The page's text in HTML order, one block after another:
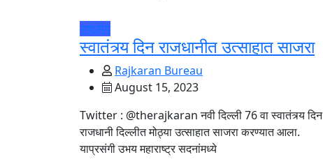
राष्ट्रीय
स्वातंत्र्य दिन राजधानीत उत्साहात साजरा
Rajkaran Bureau
August 15, 2023
Twitter : @therajkaran नवी दिल्ली 76 वा स्वातंत्र्य दिन
राजधानी दिल्लीत मोठ्या उत्साहात साजरा करण्यात आला.
याप्रसंगी उभय महाराष्ट्र सदनांमध्ये